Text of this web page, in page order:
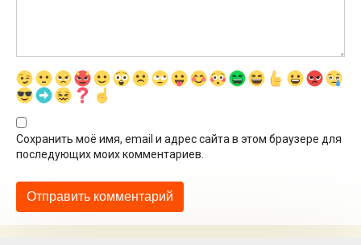
Сохранить моё имя, email и адрес сайта в этом браузере для
последующих моих комментариев.